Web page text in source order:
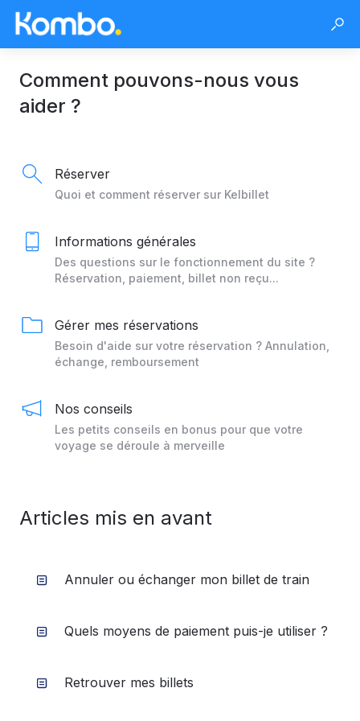
Comment pouvons-nous vous
aider ?
Réserver
Quoi et comment réserver sur Kelbillet
Informations générales
Des questions sur le fonctionnement du site ?
Réservation, paiement, billet non reçu...
Gérer mes réservations
Besoin d'aide sur votre réservation ? Annulation,
échange, remboursement
Nos conseils
Les petits conseils en bonus pour que votre
voyage se déroule à merveille
Articles mis en avant
Annuler ou échanger mon billet de train
Quels moyens de paiement puis-je utiliser ?
Retrouver mes billets